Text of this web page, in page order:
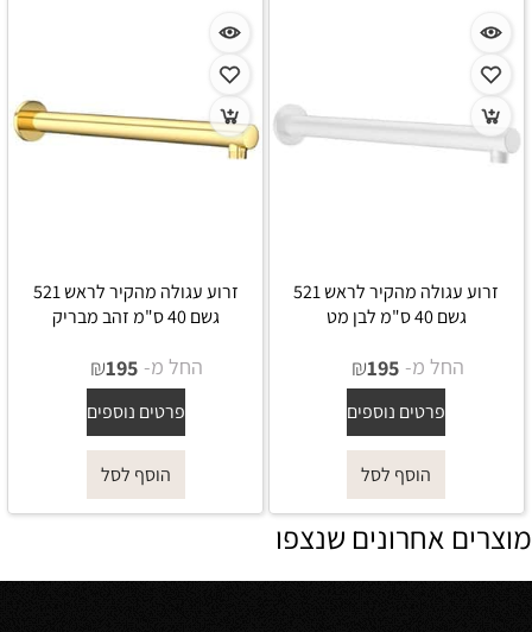
זרוע עגולה מהקיר לראש 521
גשם 40 ס"מ לבן מט
החל מ- ₪195
פרטים נוספים
הוסף לסל
זרוע עגולה מהקיר לראש 521
גשם 40 ס"מ זהב מבריק
החל מ- ₪195
פרטים נוספים
הוסף לסל
מוצרים אחרונים שנצפו